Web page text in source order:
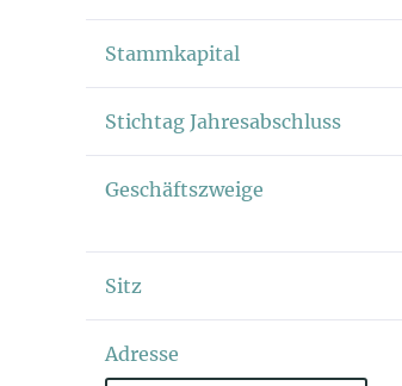
Stammkapital
Stichtag Jahresabschluss
Geschäftszweige
Sitz
Adresse